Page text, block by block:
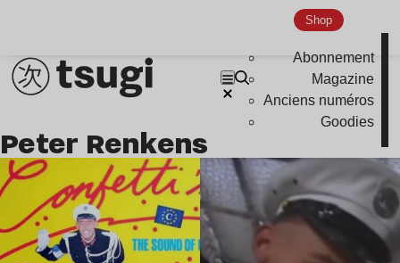
Shop
Abonnement
Magazine
Anciens numéros
Goodies
Peter Renkens